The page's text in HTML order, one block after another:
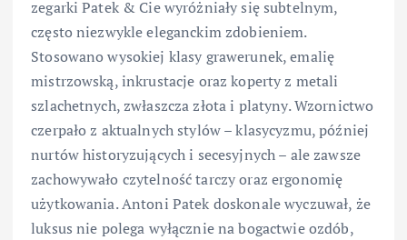
zegarki Patek & Cie wyróżniały się subtelnym,
często niezwykle eleganckim zdobieniem.
Stosowano wysokiej klasy grawerunek, emalię
mistrzowską, inkrustacje oraz koperty z metali
szlachetnych, zwłaszcza złota i platyny. Wzornictwo
czerpało z aktualnych stylów – klasycyzmu, później
nurtów historyzujących i secesyjnych – ale zawsze
zachowywało czytelność tarczy oraz ergonomię
użytkowania. Antoni Patek doskonale wyczuwał, że
luksus nie polega wyłącznie na bogactwie ozdób,